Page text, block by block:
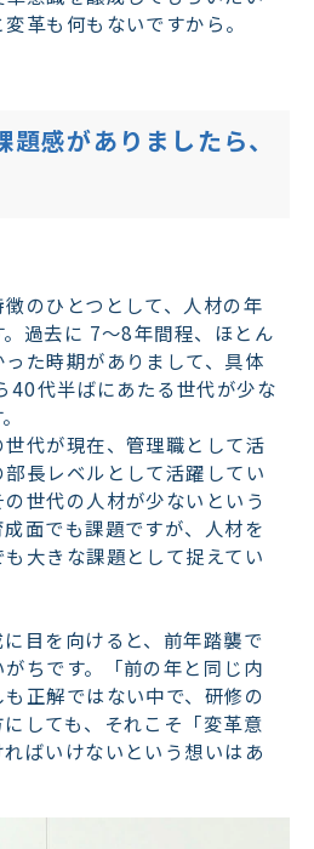
革も何もないですから。
感がありましたら、
のひとつとして、人材の年
過去に 7～8年間程、ほとん
た時期がありまして、具体
40代半ばにあたる世代が少な
代が現在、管理職として活
長レベルとして活躍してい
世代の人材が少ないという
面でも課題ですが、人材を
大きな課題として捉えてい
目を向けると、前年踏襲で
ちです。「前の年と同じ内
正解ではない中で、研修の
しても、それこそ「変革意
ばいけないという想いはあ